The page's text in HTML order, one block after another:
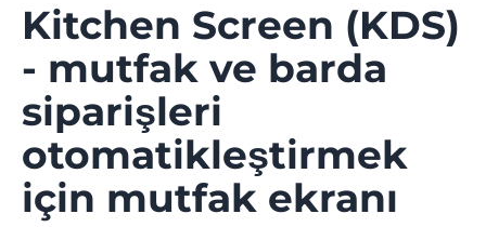
Ürün
FIRSATLAR
Malileştirme
Nakit işlemlerinizi malileştirin
Ürünler, teknoloji kartları ve değiştiriciler
Otomasyon
KURULUŞLAR
Çubuk
Fiyatlar
Destek
Kitchen Screen (KDS)
- mutfak ve barda
siparişleri
otomatikleştirmek
için mutfak ekranı